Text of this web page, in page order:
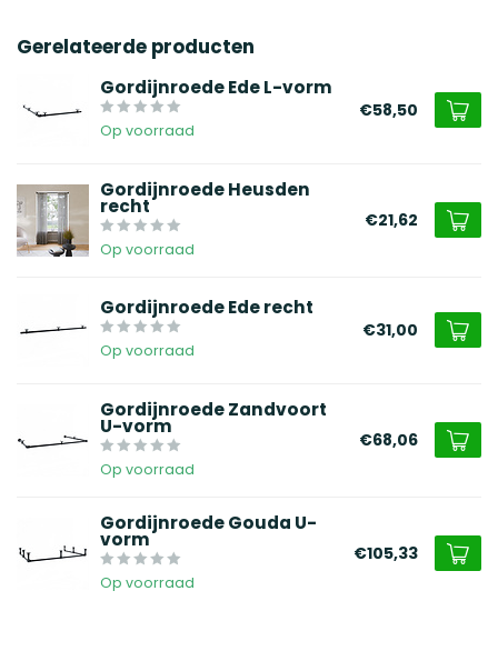
Gerelateerde producten
Gordijnroede Ede L-vorm
Op voorraad
€58,50
Gordijnroede Heusden
recht
Op voorraad
€21,62
Gordijnroede Ede recht
Op voorraad
€31,00
Gordijnroede Zandvoort
U-vorm
Op voorraad
€68,06
Gordijnroede Gouda U-
vorm
Op voorraad
€105,33